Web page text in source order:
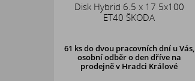
Disk Hybrid 6.5 x 17 5x100
ET40 ŠKODA
61 ks do dvou pracovních dní u Vás,
osobní odběr o den dřívena
prodejně v Hradci Králové